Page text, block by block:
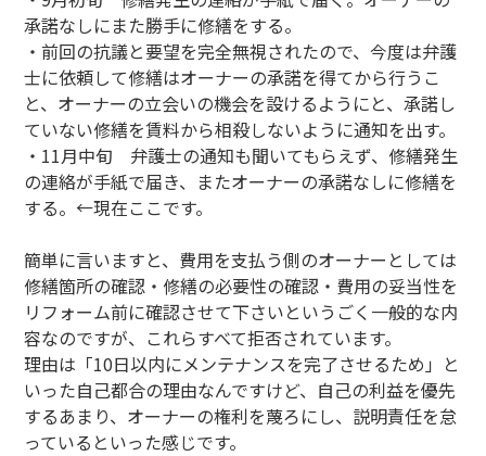
承諾なしにまた勝手に修繕をする。
・前回の抗議と要望を完全無視されたので、今度は弁護
士に依頼して修繕はオーナーの承諾を得てから行うこ
と、オーナーの立会いの機会を設けるようにと、承諾し
ていない修繕を賃料から相殺しないように通知を出す。
・11月中旬 弁護士の通知も聞いてもらえず、修繕発生
の連絡が手紙で届き、またオーナーの承諾なしに修繕を
する。←現在ここです。
簡単に言いますと、費用を支払う側のオーナーとしては
修繕箇所の確認・修繕の必要性の確認・費用の妥当性を
リフォーム前に確認させて下さいというごく一般的な内
容なのですが、これらすべて拒否されています。
理由は「10日以内にメンテナンスを完了させるため」と
いった自己都合の理由なんですけど、自己の利益を優先
するあまり、オーナーの権利を蔑ろにし、説明責任を怠
っているといった感じです。